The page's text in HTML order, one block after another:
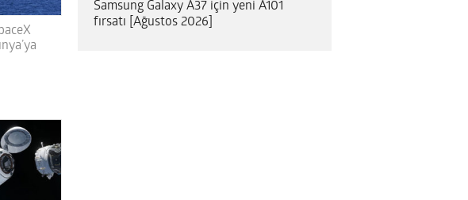
Samsung Galaxy A37 için yeni A101
fırsatı [Ağustos 2026]